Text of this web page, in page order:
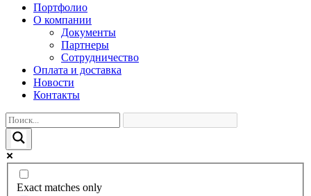
Портфолио
О компании
Документы
Партнеры
Сотрудничество
Оплата и доставка
Новости
Контакты
Exact matches only